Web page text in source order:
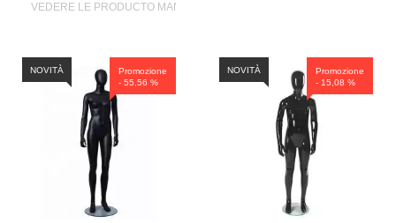
VEDERE LE PRODUCTO MANICHINI
Promozione
- 55,56 %
NOVITÀ
Promozione
- 15,08 %
NOVITÀ